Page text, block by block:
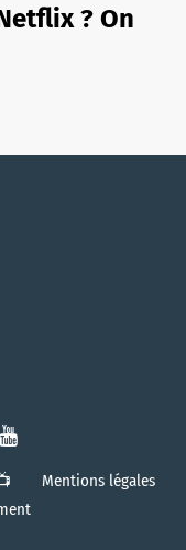
? On
Mentions légales